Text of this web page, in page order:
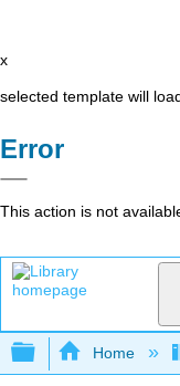
x
selected template will
Error
This action is not
Expand/
Home